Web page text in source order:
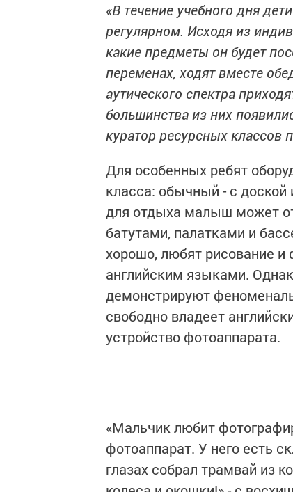
«В течение учебного дня
регулярном. Исходя из
какие предметы он будет
переменах, ходят вместе
аутического спектра
большинства из них
куратор ресурсных
Для особенных ребят
класса: обычный - с
для отдыха малыш может
батутами, палатками и
хорошо, любят рисование и
английским языками.
демонстрируют
свободно владеет
устройство фотоаппарата.
«Мальчик любит
фотоаппарат. У него есть
глазах собрал трамвай из